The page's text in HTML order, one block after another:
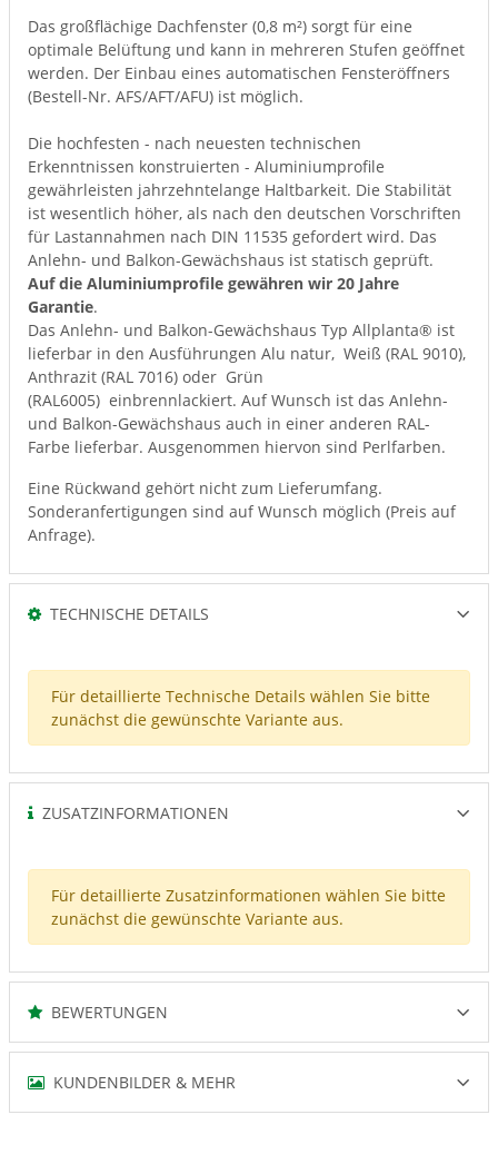
Das großflächige Dachfenster (0,8 m²) sorgt für eine
optimale Belüftung und kann in mehreren Stufen geöffnet
werden. Der Einbau eines automatischen Fensteröffners
(Bestell-Nr. AFS/AFT/AFU) ist möglich.
Die hochfesten - nach neuesten technischen
Erkenntnissen konstruierten - Aluminiumprofile
gewährleisten jahrzehntelange Haltbarkeit. Die Stabilität
ist wesentlich höher, als nach den deutschen Vorschriften
für Lastannahmen nach DIN 11535 gefordert wird. Das
Anlehn- und Balkon-Gewächshaus ist statisch geprüft.
Auf die Aluminiumprofile gewähren wir 20 Jahre
Garantie.
Das Anlehn- und Balkon-Gewächshaus Typ Allplanta® ist
lieferbar in den Ausführungen Alu natur, Weiß (RAL 9010),
Anthrazit (RAL 7016) oder Grün
(RAL6005) einbrennlackiert. Auf Wunsch ist das Anlehn-
und Balkon-Gewächshaus auch in einer anderen RAL-
Farbe lieferbar. Ausgenommen hiervon sind Perlfarben.
Eine Rückwand gehört nicht zum Lieferumfang.
Sonderanfertigungen sind auf Wunsch möglich (Preis auf
Anfrage).
TECHNISCHE DETAILS
Für detaillierte Technische Details wählen Sie bitte
zunächst die gewünschte Variante aus.
ZUSATZINFORMATIONEN
Für detaillierte Zusatzinformationen wählen Sie bitte
zunächst die gewünschte Variante aus.
BEWERTUNGEN
KUNDENBILDER & MEHR